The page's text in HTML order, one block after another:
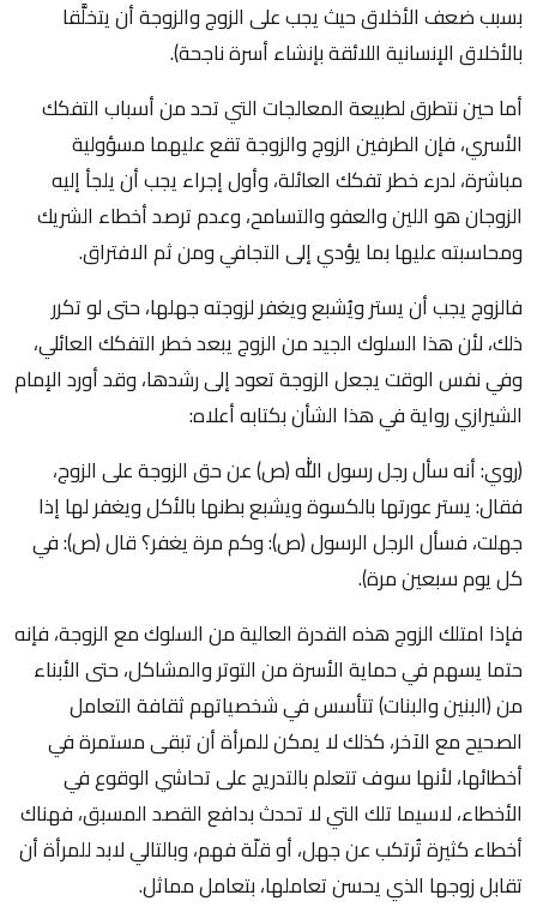
بسبب ضعف الأخلاق حيث يجب على الزوج والزوجة أن يتخلَّقا
بالأخلاق الإنسانية اللائقة بإنشاء أسرة ناجحة).
أما حين نتطرق لطبيعة المعالجات التي تحد من أسباب التفكك
الأسري، فإن الطرفين الزوج والزوجة تقع عليهما مسؤولية
مباشرة، لدرء خطر تفكك العائلة، وأول إجراء يجب أن يلجأ إليه
الزوجان هو اللين والعفو والتسامح، وعدم ترصد أخطاء الشريك
ومحاسبته عليها بما يؤدي إلى التجافي ومن ثم الافتراق.
فالزوج يجب أن يستر ويُشبع ويغفر لزوجته جهلها، حتى لو تكرر
ذلك، لأن هذا السلوك الجيد من الزوج يبعد خطر التفكك العائلي،
وفي نفس الوقت يجعل الزوجة تعود إلى رشدها، وقد أورد الإمام
الشيرازي رواية في هذا الشأن بكتابه أعلاه:
(روي: أنه سأل رجل رسول الله (ص) عن حق الزوجة على الزوج،
فقال: يستر عورتها بالكسوة ويشبع بطنها بالأكل ويغفر لها إذا
جهلت، فسأل الرجل الرسول (ص): وكم مرة يغفر؟ قال (ص): في
كل يوم سبعين مرة).
فإذا امتلك الزوج هذه القدرة العالية من السلوك مع الزوجة، فإنه
حتما يسهم في حماية الأسرة من التوتر والمشاكل، حتى الأبناء
من (البنين والبنات) تتأسس في شخصياتهم ثقافة التعامل
الصحيح مع الآخر، كذلك لا يمكن للمرأة أن تبقى مستمرة في
أخطائها، لأنها سوف تتعلم بالتدريج على تحاشي الوقوع في
الأخطاء، لاسيما تلك التي لا تحدث بدافع القصد المسبق، فهناك
أخطاء كثيرة تُرتكب عن جهل، أو قلّة فهم، وبالتالي لابد للمرأة أن
تقابل زوجها الذي يحسن تعاملها، بتعامل مماثل.